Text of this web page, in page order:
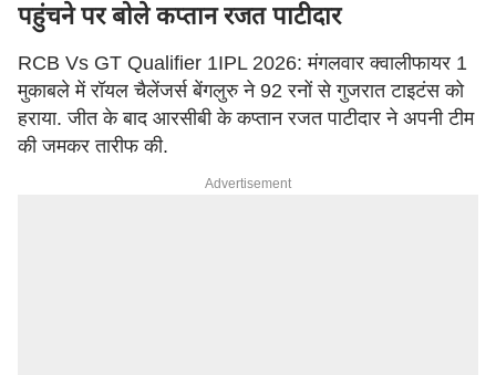
पहुंचने पर बोले कप्तान रजत पाटीदार
RCB Vs GT Qualifier 1IPL 2026: मंगलवार क्वालीफायर 1
मुकाबले में रॉयल चैलेंजर्स बेंगलुरु ने 92 रनों से गुजरात टाइटंस को
हराया. जीत के बाद आरसीबी के कप्तान रजत पाटीदार ने अपनी टीम
की जमकर तारीफ की.
Advertisement